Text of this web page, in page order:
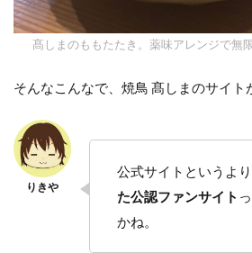
髙しまのももたたき。薬味アレンジで無
そんなこんなで、焼鳥 髙しまのサイト
公式サイトというより
た公認ファンサイト
かね。